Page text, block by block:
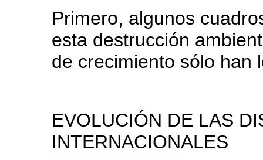
Primero, algunos
esta destrucción
de crecimiento sólo han
EVOLUCIÓN DE LAS
INTERNACIONALES